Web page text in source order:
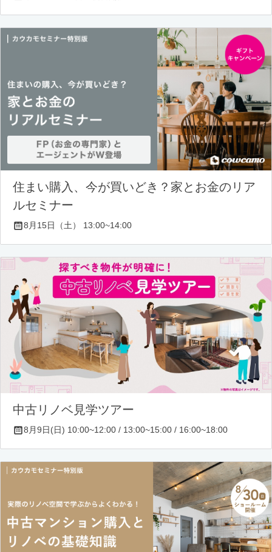
住まい購入、今が買いどき？家とお金のリア
ルセミナー
8月15日（土） 13:00~14:00
中古リノベ見学ツアー
8月9日(日) 10:00~12:00 / 13:00~15:00 / 16:00~18:00